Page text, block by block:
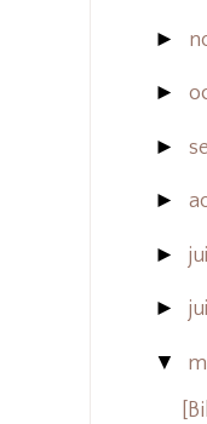
►
►
►
►
►
►
▼